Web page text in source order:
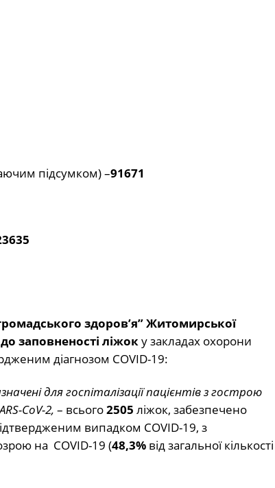
підсумком) –91671
здоров’я” Житомирської
заповненості ліжок у закладах охорони
діагнозом COVID-19:
для госпіталізації пацієнтів з гострою
CoV-2, – всього2505 ліжок, забезпечено
випадком COVID-19, з
на COVID-19 (48,3%від загальної кількості